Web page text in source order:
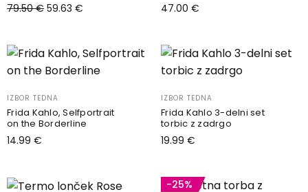
79.50€ 59.63 €
47.00 €
IZBOR TEDNA
Frida Kahlo, Selfportrait
on the Borderline
14.99 €
IZBOR TEDNA
Frida Kahlo 3-delni set
torbic z zadrgo
19.99 €
-25%